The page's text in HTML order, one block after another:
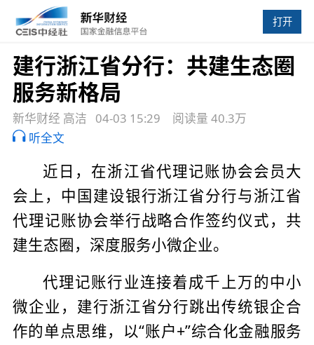
打开
建行浙江省分行：共建生态圈
服务新格局
新华财经 高洁 04-03 15:29
阅读量 40.3万
听全文
近日，在浙江省代理记账协会会员大
会上，中国建设银行浙江省分行与浙江省
代理记账协会举行战略合作签约仪式，共
建生态圈，深度服务小微企业。
代理记账行业连接着成千上万的中小
微企业，建行浙江省分行跳出传统银企合
作的单点思维，以“账户+”综合化金融服务